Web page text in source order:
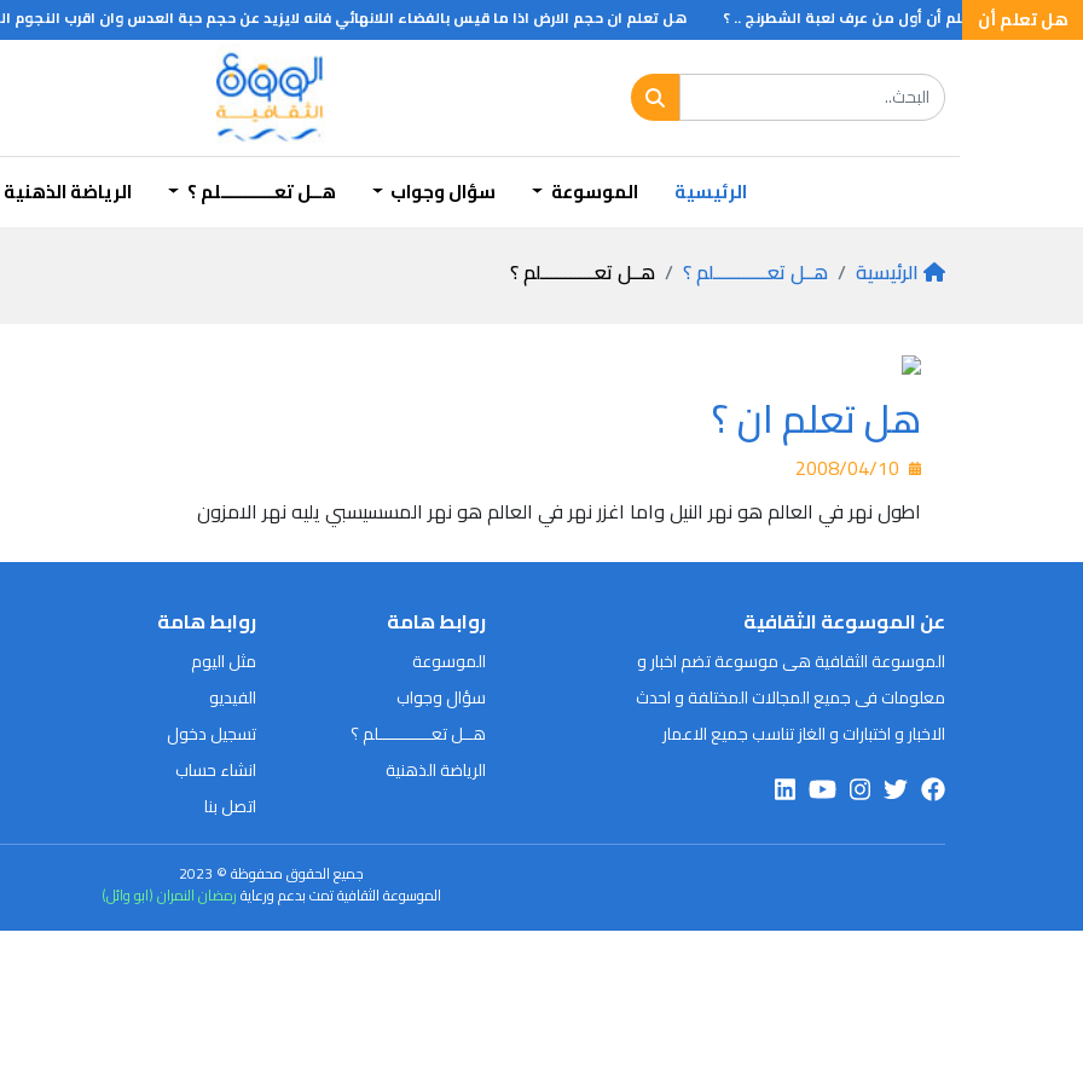
هل تعلم أن
هــل تــعلم أن أول من عرف لعبة الشطرنج .. ؟ هل تعلم ان حجم الارض اذا ما قيس بالفضاء اللانهائي فانه لايزيد عن حجم حبة العدس وان اقرب النجوم
الرئيسية الموسوعة سؤال وجواب هــل تعـــــــــــلم ؟ الرياضة الذهنية
الرئيسية هــل تعـــــــــــلم ؟ هــل تعـــــــــــلم ؟
هل تعلم ان ؟
اطول نهر في العالم هو نهر النيل واما اغزر نهر في العالم هو نهر المسسيسبي يليه نهر الامزون
عن الموسوعة الثقافية
الموسوعة الثقافية هى موسوعة تضم اخبار و
معلومات فى جميع المجالات المختلفة و احدث
الاخبار و اختبارات و الغاز تناسب جميع الاعمار
روابط هامة
الموسوعة
سؤال وجواب
هــل تعـــــــــــلم ؟
الرياضة الذهنية
روابط هامة
مثل اليوم
الفيديو
تسجيل دخول
انشاء حساب
اتصل بنا
جميع الحقوق محفوظة © 2023
الموسوعة الثقافية تمت بدعم ورعايةرمضان النمران (ابو وائل)